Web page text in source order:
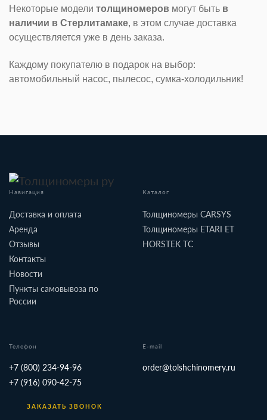
Некоторые модели толщиномеров могут быть в
наличии в Стерлитамаке, в этом случае доставка
осуществляется уже в день заказа.
Каждому покупателю в подарок на выбор:
автомобильный насос, пылесос, сумка-холодильник!
Навигация
Доставка и оплата
Аренда
Отзывы
Контакты
Новости
Пункты самовывоза по
России
Каталог
Толщиномеры CARSYS
Толщиномеры ETARI ET
HORSTEK TC
Телефон
+7 (800) 234-94-96
+7 (916) 090-42-75
ЗАКАЗАТЬ ЗВОНОК
E-mail
order@tolshchinomery.ru